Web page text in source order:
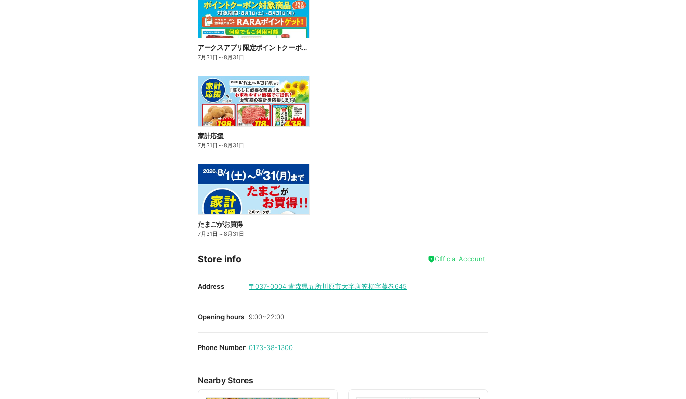
アークスアプリ限定ポイントクーポン対象商品
7月31日 ～8月31日
家計応援
7月31日 ～8月31日
たまごがお買得
7月31日 ～8月31日
Store info Official Account
Address 〒037-0004 青森県五所川原市大字唐笠柳字藤巻645
Opening hours 9:00~22:00
Phone Number 0173-38-1300
Nearby Stores